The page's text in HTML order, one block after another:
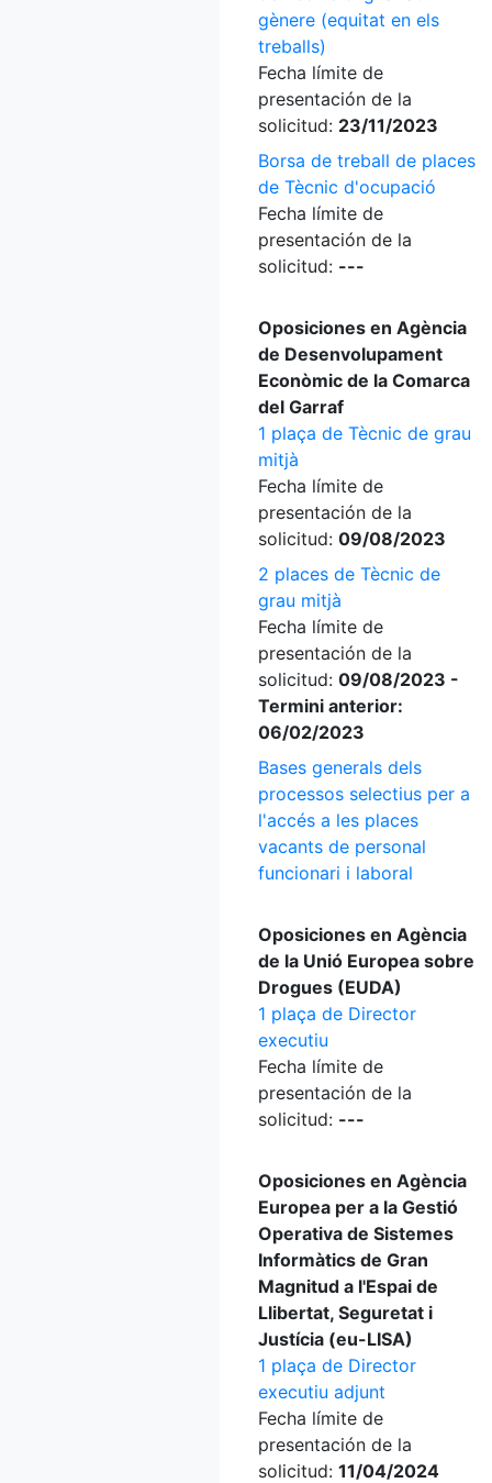
gènere (equitat en els
treballs)
Fecha límite de
presentación de la
solicitud: 23/11/2023
Borsa de treball de places
de Tècnic d'ocupació
Fecha límite de
presentación de la
solicitud: ---
Oposiciones en Agència
de Desenvolupament
Econòmic de la Comarca
del Garraf
1 plaça de Tècnic de grau
mitjà
Fecha límite de
presentación de la
solicitud: 09/08/2023
2 places de Tècnic de
grau mitjà
Fecha límite de
presentación de la
solicitud: 09/08/2023 -
Termini anterior:
06/02/2023
Bases generals dels
processos selectius per a
l'accés a les places
vacants de personal
funcionari i laboral
Oposiciones en Agència
de la Unió Europea sobre
Drogues (EUDA)
1 plaça de Director
executiu
Fecha límite de
presentación de la
solicitud: ---
Oposiciones en Agència
Europea per a la Gestió
Operativa de Sistemes
Informàtics de Gran
Magnitud a l'Espai de
Llibertat, Seguretat i
Justícia (eu-LISA)
1 plaça de Director
executiu adjunt
Fecha límite de
presentación de la
solicitud: 11/04/2024